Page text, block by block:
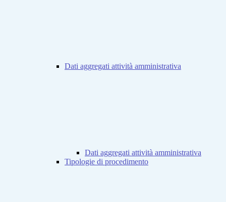
Dati aggregati attività amministrativa
Dati aggregati attività amministrativa
Tipologie di procedimento